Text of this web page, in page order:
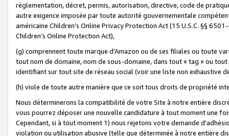
réglementation, décret, permis, autorisation, directive, code de
autre exigence imposée par toute autorité gouvernementale
américaine Children’s Online Privacy Protection Act (15 U.S.C. §§
Children’s Online Protection Act),
(g) comprennent toute marque d'Amazon ou de ses filiales ou toute
tout nom de domaine, nom de sous-domaine, dans tout « tag » ou
identifiant sur tout site de réseau social (voir une liste non exhaustive
(h) viole de toute autre manière que ce soit tous droits de propriété
Nous déterminerons la compatibilité de votre Site à notre entière
vous pourrez déposer une nouvelle candidature à tout moment une
Cependant, si à tout moment 1) nous rejetons votre demande
violation ou utilisation abusive (telle que déterminée à notre entière